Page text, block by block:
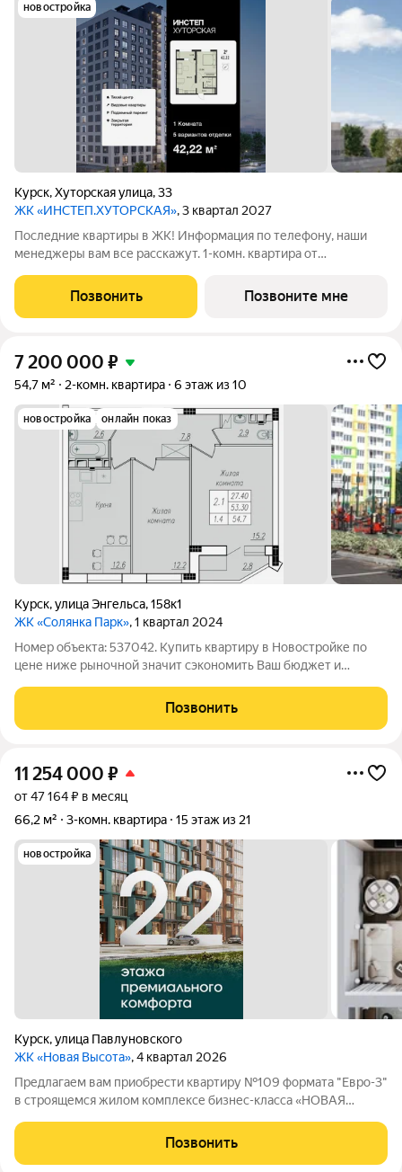
новостройка
Курск,Хуторская улица,33
ЖК «ИНСТЕП.ХУТОРСКАЯ», 3 квартал 2027
Последние квартиры в ЖК! Информация по телефону, наши
менеджеры вам все расскажут. 1-комн. квартира от
Квартира без отделки, полностью готова к ремонту. Общая
площадь: 42.22 кв.м., жилая: 13.96 кв.м.,
Позвонить Позвоните мне
7 200 000 ₽
54,7 м² 2-комн. квартира 6 этаж из 10
новостройка онлайн показ
Курск,улица Энгельса,158к1
ЖК «Солянка Парк», 1 квартал 2024
Номер объекта: 537042. Купить квартиру в Новостройке по
цене ниже рыночной значит сэкономить Ваш бюджет и
Оцените сами преимущества ЖК «Солянкa Паpк»
спpоeктиpoваннoгo пo cтaндapтам ЕСОSМАRT:
Позвонить
11 254 000 ₽
от 47 164 ₽ в месяц
66,2 м²
3-комн. квартира 15 этаж из 21
новостройка
Курск,улица Павлуновского
ЖК «Новая Высота», 4 квартал 2026
Предлагаем вам приобрести квартиру №109 формата "Евро-3"
в строящемся жилом комплексе бизнес-класса «НОВАЯ
Павлуновского, д. 3. Жилой комплекс "НОВАЯ ВЫСОТА" - это
уютный уголок для жизни в самом
Позвонить